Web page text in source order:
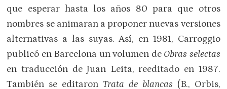
que esperar hasta los años 80 para que otros
nombres se animaran a proponer nuevas versiones
alternativas a las suyas. Así, en 1981, Carroggio
publicó en Barcelona un volumen de Obras selectas
en traducción de Juan Leita, reeditado en 1987.
También se editaron Trata de blancas (B., Orbis,